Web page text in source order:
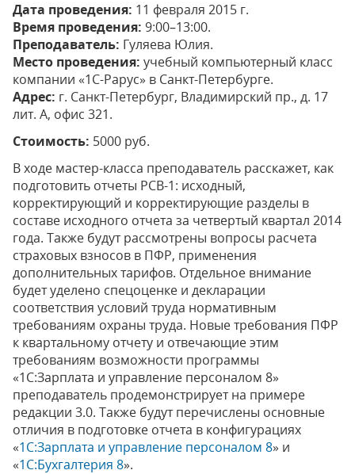
Дата проведения: 11 февраля 2015 г.
Время проведения: 9:00–13:00.
Преподаватель: Гуляева Юлия.
Место проведения: учебный компьютерный класс
компании «1С-Рарус» в Санкт-Петербурге.
Адрес: г. Санкт-Петербург, Владимирский пр., д. 17
лит. А, офис 321.
Стоимость: 5000 руб.
В ходе мастер-класса преподаватель расскажет, как
подготовить отчеты РСВ-1: исходный,
корректирующий и корректирующие разделы в
составе исходного отчета за четвертый квартал 2014
года. Также будут рассмотрены вопросы расчета
страховых взносов в ПФР, применения
дополнительных тарифов. Отдельное внимание
будет уделено спецоценке и декларации
соответствия условий труда нормативным
требованиям охраны труда. Новые требования ПФР
к квартальному отчету и отвечающие этим
требованиям возможности программы
«1С:Зарплата и управление персоналом 8»
преподаватель продемонстрирует на примере
редакции 3.0. Также будут перечислены основные
отличия в подготовке отчета в конфигурациях
«1С:Зарплата и управление персоналом 8» и
«1С:Бухгалтерия 8».